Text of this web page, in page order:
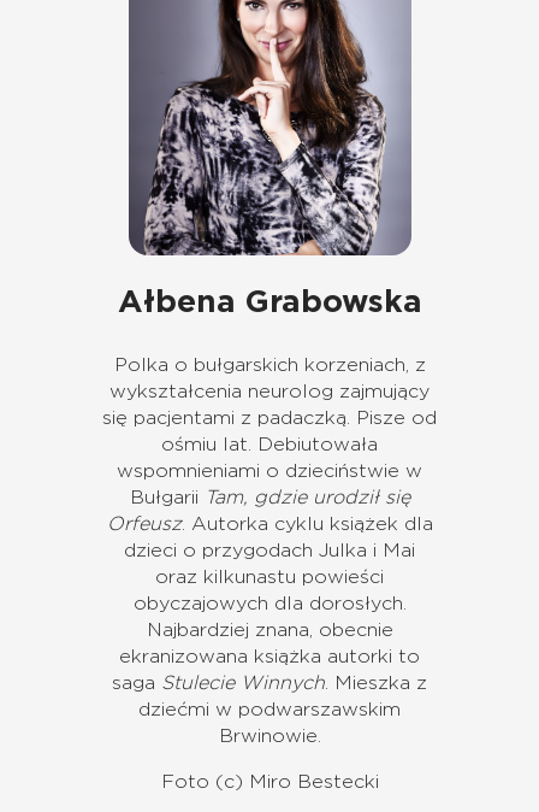
Ałbena Grabowska
Polka o bułgarskich korzeniach, z
wykształcenia neurolog zajmujący
się pacjentami z padaczką. Pisze od
ośmiu lat. Debiutowała
wspomnieniami o dzieciństwie w
Bułgarii Tam, gdzie urodził się
Orfeusz. Autorka cyklu książek dla
dzieci o przygodach Julka i Mai
oraz kilkunastu powieści
obyczajowych dla dorosłych.
Najbardziej znana, obecnie
ekranizowana książka autorki to
saga Stulecie Winnych . Mieszka z
dziećmi w podwarszawskim
Brwinowie.
Foto (c) Miro Bestecki